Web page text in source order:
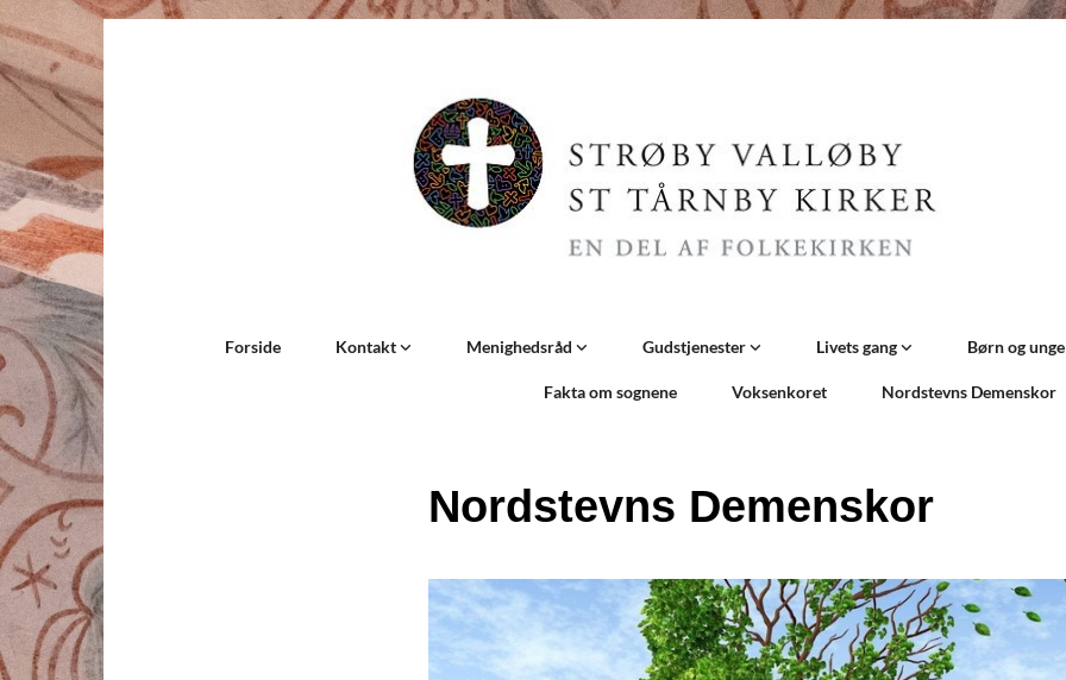
Forside Kontakt Menighedsråd Gudstjenester Livets gang Børn og unge
Fakta om sognene Voksenkoret Nordstevns Demenskor
Nordstevns Demenskor